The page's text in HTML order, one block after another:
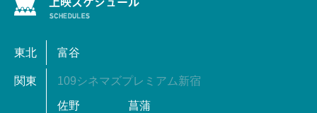
東北 富谷
関東 109シネマズプレミアム新宿
佐野 菖蒲